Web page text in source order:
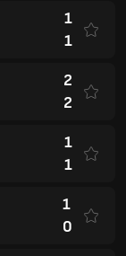
1
1
2
2
1
1
1
0